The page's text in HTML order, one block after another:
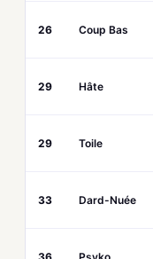
26 Coup Bas
29 Hâte
29 Toile
33 Dard-Nuée
36 Psyko